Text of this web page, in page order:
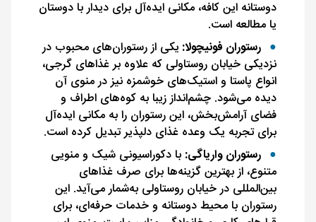
دوستانه این کافه، مکانی ایده‌آل برای دیدار با دوستان
یا مطالعه است.
رستوران فونیچولا: یکی از رستوران‌های محبوب در
نزدیکی خیابان روستاولی که علاوه بر غذاهای گرجی،
انواع پاستا و استیک‌های خوشمزه نیز در منوی آن
دیده می‌شود. چشم‌انداز زیبا به کوه‌های اطراف و
فضای آرامش‌بخش، این رستوران را به مکانی ایده‌آل
برای تجربه یک وعده غذای دلپذیر تبدیل کرده است.
رستوران واریاگی: با دکوراسیونی شیک و منویی
متنوع، از بهترین گزینه‌ها برای صرف غذاهای
بین‌المللی در خیابان روستاولی به‌شمار می‌آید. این
رستوران با محیط دوستانه و خدمات حرفه‌ای، برای